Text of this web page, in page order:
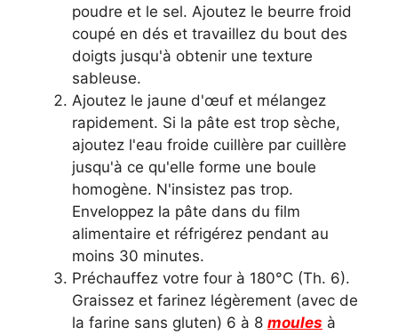
poudre et le sel. Ajoutez le beurre froid
coupé en dés et travaillez du bout des
doigts jusqu'à obtenir une texture
sableuse.
Ajoutez le jaune d'œuf et mélangez
rapidement. Si la pâte est trop sèche,
ajoutez l'eau froide cuillère par cuillère
jusqu'à ce qu'elle forme une boule
homogène. N'insistez pas trop.
Enveloppez la pâte dans du film
alimentaire et réfrigérez pendant au
moins 30 minutes.
Préchauffez votre four à 180°C (Th. 6).
Graissez et farinez légèrement (avec de
la farine sans gluten) 6 à 8 moules à